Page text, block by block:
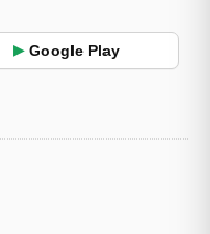
▶ Google Play